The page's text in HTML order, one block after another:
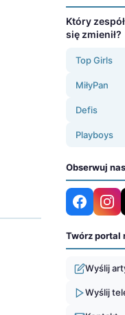
Który
się zmienił?
Top Girls
MiłyPan
Defis
Playboys
Obserwuj nas
Twórz portal
Wyślij
Wyślij